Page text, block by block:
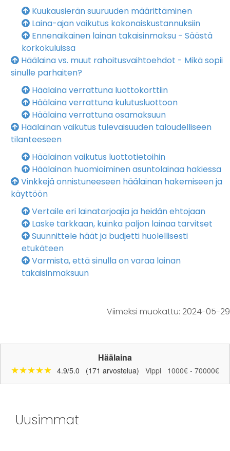
Kuukausierän suuruuden määrittäminen
Laina-ajan vaikutus kokonaiskustannuksiin
Ennenaikainen lainan takaisinmaksu - Säästä
korkokuluissa
Häälaina vs. muut rahoitusvaihtoehdot - Mikä sopii
sinulle parhaiten?
Häälaina verrattuna luottokorttiin
Häälaina verrattuna kulutusluottoon
Häälaina verrattuna osamaksuun
Häälainan vaikutus tulevaisuuden taloudelliseen
tilanteeseen
Häälainan vaikutus luottotietoihin
Häälainan huomioiminen asuntolainaa hakiessa
Vinkkejä onnistuneeseen häälainan hakemiseen ja
käyttöön
Vertaile eri lainatarjoajia ja heidän ehtojaan
Laske tarkkaan, kuinka paljon lainaa tarvitset
Suunnittele häät ja budjetti huolellisesti
etukäteen
Varmista, että sinulla on varaa lainan
takaisinmaksuun
Viimeksi muokattu: 2024-05-29
Häälaina
★★★★★ 4.9/5.0 (171 arvostelua) Vippi 1000€ - 70000€
Uusimmat